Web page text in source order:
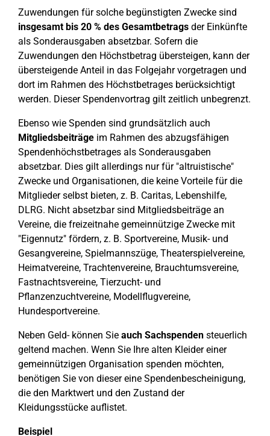
Zuwendungen für solche begünstigten Zwecke sind
insgesamt bis 20 % des Gesamtbetrags der Einkünfte
als Sonderausgaben absetzbar. Sofern die
Zuwendungen den Höchstbetrag übersteigen, kann der
übersteigende Anteil in das Folgejahr vorgetragen und
dort im Rahmen des Höchstbetrages berücksichtigt
werden. Dieser Spendenvortrag gilt zeitlich unbegrenzt.
Ebenso wie Spenden sind grundsätzlich auch
Mitgliedsbeiträge im Rahmen des abzugsfähigen
Spendenhöchstbetrages als Sonderausgaben
absetzbar. Dies gilt allerdings nur für "altruistische"
Zwecke und Organisationen, die keine Vorteile für die
Mitglieder selbst bieten, z. B. Caritas, Lebenshilfe,
DLRG. Nicht absetzbar sind Mitgliedsbeiträge an
Vereine, die freizeitnahe gemeinnützige Zwecke mit
"Eigennutz" fördern, z. B. Sportvereine, Musik- und
Gesangvereine, Spielmannszüge, Theaterspielvereine,
Heimatvereine, Trachtenvereine, Brauchtumsvereine,
Fastnachtsvereine, Tierzucht- und
Pflanzenzuchtvereine, Modellflugvereine,
Hundesportvereine.
Neben Geld- können Sie auch Sachspenden steuerlich
geltend machen. Wenn Sie Ihre alten Kleider einer
gemeinnützigen Organisation spenden möchten,
benötigen Sie von dieser eine Spendenbescheinigung,
die den Marktwert und den Zustand der
Kleidungsstücke auflistet.
Beispiel